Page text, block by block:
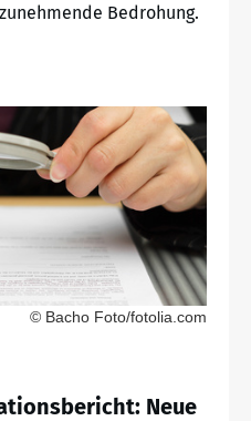
Bedrohung.
© Bacho Foto/fotolia.com
Neue